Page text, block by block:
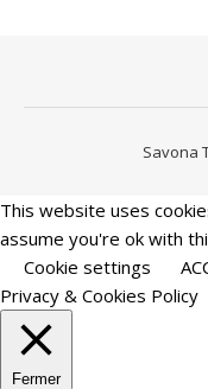
Savona
This website uses
assume you're ok with
Cookie settings
Privacy & Cookies Policy
Fermer